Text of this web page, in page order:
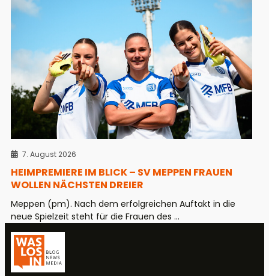
7. August 2026
HEIMPREMIERE IM BLICK – SV MEPPEN FRAUEN
WOLLEN NÄCHSTEN DREIER
Meppen (pm). Nach dem erfolgreichen Auftakt in die
neue Spielzeit steht für die Frauen des ...